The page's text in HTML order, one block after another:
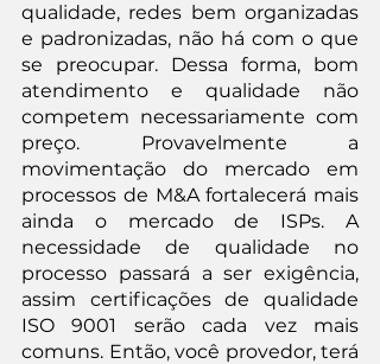
qualidade, redes bem organizadas
e padronizadas, não há com o que
se preocupar. Dessa forma, bom
atendimento e qualidade não
competem necessariamente com
preço. Provavelmente a
movimentação do mercado em
processos de M&A fortalecerá mais
ainda o mercado de ISPs. A
necessidade de qualidade no
processo passará a ser exigência,
assim certificações de qualidade
ISO 9001 serão cada vez mais
comuns. Então, você provedor, terá